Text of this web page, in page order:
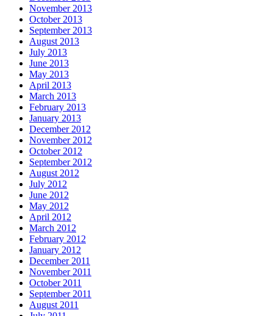
November 2013
October 2013
September 2013
August 2013
July 2013
June 2013
May 2013
April 2013
March 2013
February 2013
January 2013
December 2012
November 2012
October 2012
September 2012
August 2012
July 2012
June 2012
May 2012
April 2012
March 2012
February 2012
January 2012
December 2011
November 2011
October 2011
September 2011
August 2011